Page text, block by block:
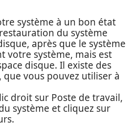
système à un bon état
du système
après que le système
votre système, mais est
disque. Il existe des
vous pouvez utiliser à
droit sur Poste de travail,
système et cliquez sur